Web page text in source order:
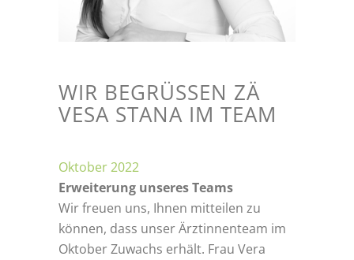
WIR BEGRÜSSEN ZÄ V
ESA STANA IM TEAM
Oktober 2022
Erweiterung unseres Teams
Wir freuen uns, Ihnen mitteilen zu
können, dass unser Ärztinnenteam im
Oktober Zuwachs erhält. Frau Vera